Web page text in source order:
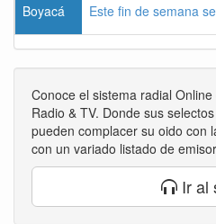
Boyacá Este fin de semana
Conoce el sistema radial
Radio & TV. Donde sus
pueden complacer su oido con
con un variado listado de
Ir al